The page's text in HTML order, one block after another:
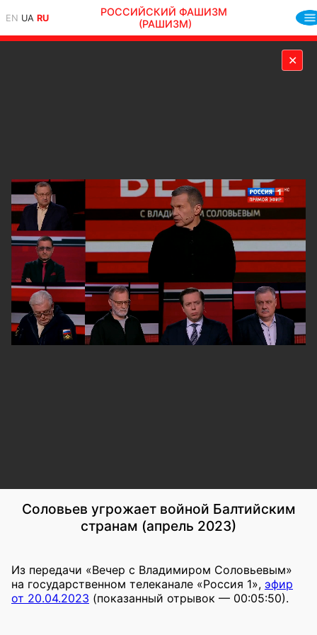
EN UA RU
РОССИЙСКИЙ ФАШИЗМ
(РАШИЗМ)
✕
Соловьев угрожает войной Балтийским
странам (апрель 2023)
Из передачи «Вечер с Владимиром Соловьевым»
на государственном телеканале «Россия 1», эфир
от 20.04.2023 (показанный отрывок — 00:05:50).